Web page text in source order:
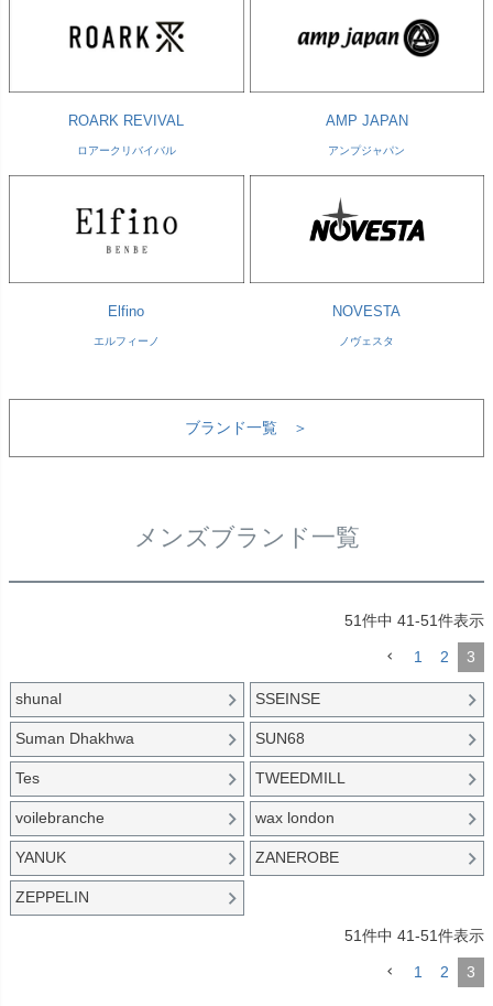
ROARK REVIVAL
ロアークリバイバル
AMP JAPAN
アンプジャパン
Elfino
エルフィーノ
NOVESTA
ノヴェスタ
ブランド一覧 ＞
メンズブランド一覧
51件中 41-51件表示
1 2 3
shunal SSEINSE
Suman Dhakhwa SUN68
Tes TWEEDMILL
voilebranche wax london
YANUK ZANEROBE
ZEPPELIN
51件中 41-51件表示
1 2 3